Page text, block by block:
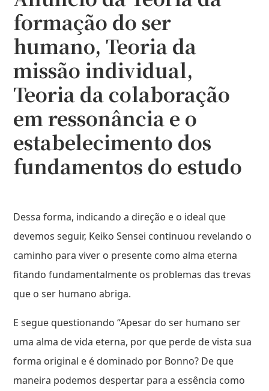
formação do ser
humano, Teoria da
missão individual,
Teoria da colaboração
em ressonância e o
estabelecimento dos
fundamentos do estudo
Dessa forma, indicando a direção e o ideal que
devemos seguir, Keiko Sensei continuou revelando o
caminho para viver o presente como alma eterna
fitando fundamentalmente os problemas das trevas
que o ser humano abriga.
E segue questionando “Apesar do ser humano ser
uma alma de vida eterna, por que perde de vista sua
forma original e é dominado por Bonno? De que
maneira podemos despertar para a essência como